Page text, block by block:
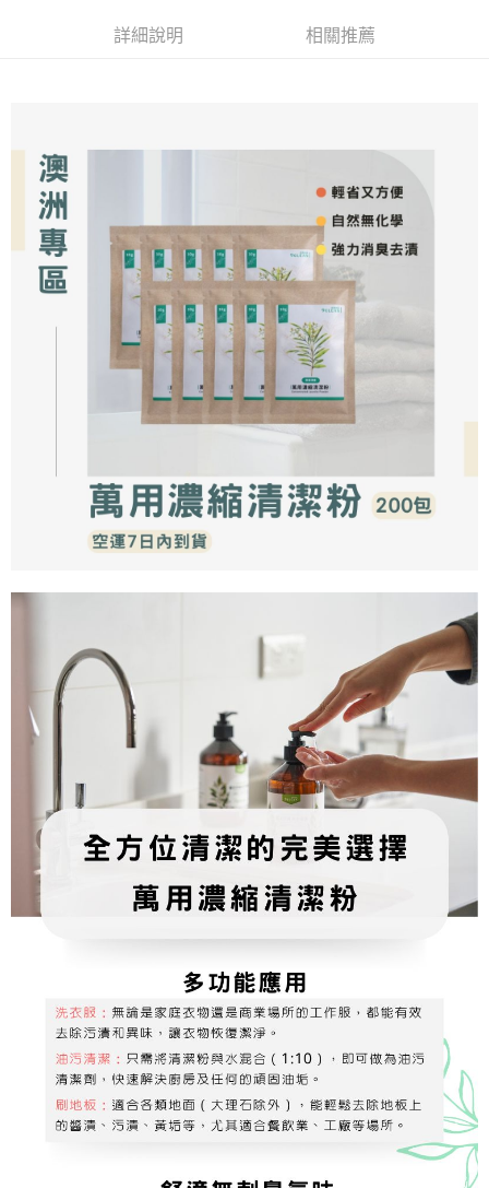
詳細說明 相關推薦